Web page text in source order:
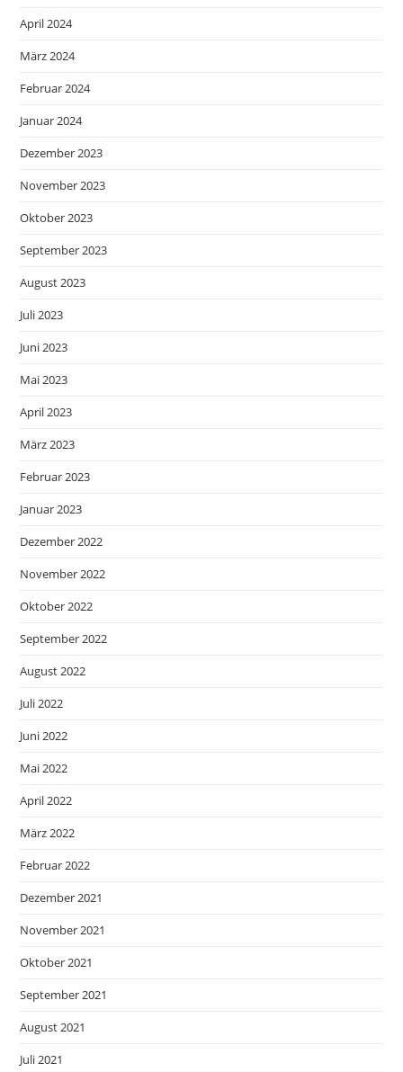
April 2024
März 2024
Februar 2024
Januar 2024
Dezember 2023
November 2023
Oktober 2023
September 2023
August 2023
Juli 2023
Juni 2023
Mai 2023
April 2023
März 2023
Februar 2023
Januar 2023
Dezember 2022
November 2022
Oktober 2022
September 2022
August 2022
Juli 2022
Juni 2022
Mai 2022
April 2022
März 2022
Februar 2022
Dezember 2021
November 2021
Oktober 2021
September 2021
August 2021
Juli 2021